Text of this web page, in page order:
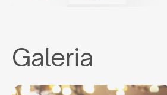
Galeria